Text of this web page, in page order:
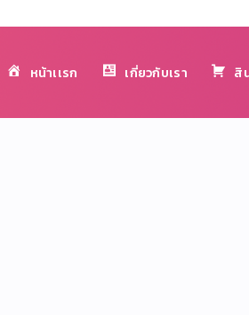
หน้าเเรก เกี่ยวกับเรา สิ